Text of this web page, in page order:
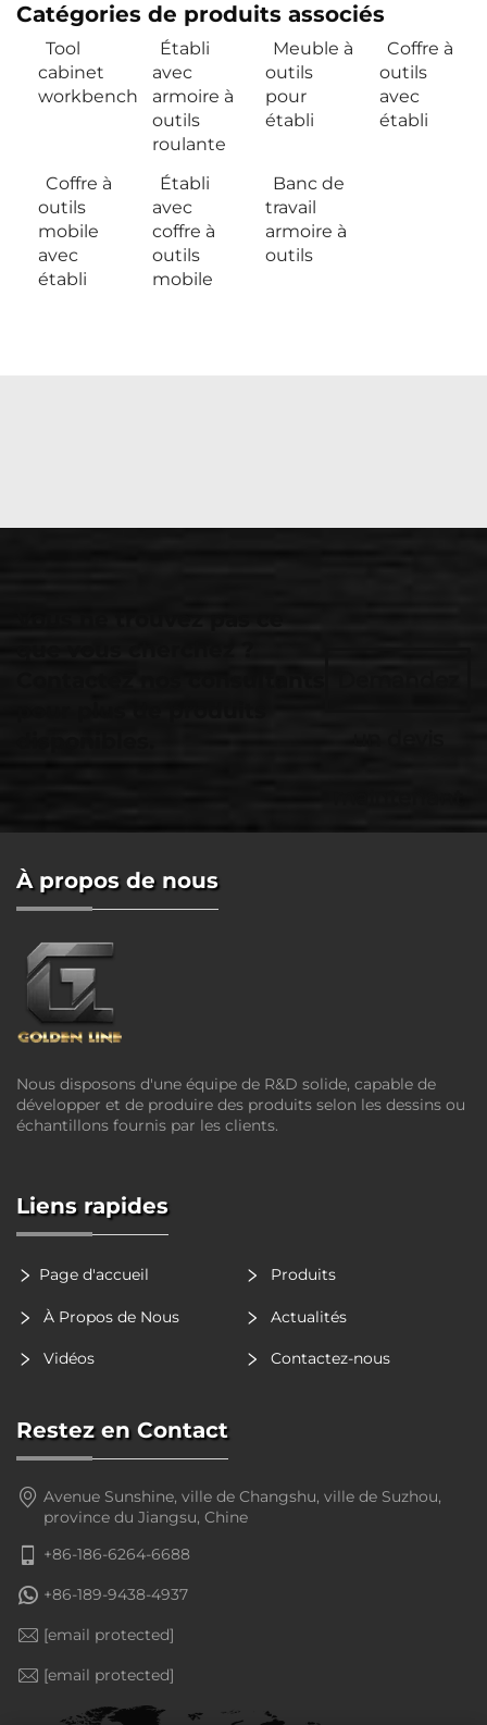
Catégories de produits associés
Tool
cabinet
workbench
Établi
avec
armoire à
outils
roulante
Meuble à
outils
pour
établi
Coffre à
outils
avec
établi
Coffre à
outils
mobile
avec
établi
Établi
avec
coffre à
outils
mobile
Banc de
travail
armoire à
outils
À propos de nous
Nous disposons d'une équipe de R&D solide, capable de
développer et de produire des produits selon les dessins ou
échantillons fournis par les clients.
Liens rapides
Page d'accueil Produits
À Propos de Nous Actualités
Vidéos Contactez-nous
Restez en Contact
Avenue Sunshine, ville de Changshu, ville de Suzhou,
province du Jiangsu, Chine
+86-186-6264-6688
+86-189-9438-4937
[email protected]
[email protected]